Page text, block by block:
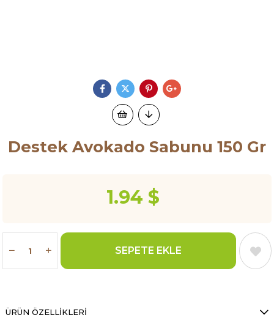
Destek Avokado Sabunu 150 Gr
1.94 $
ÜRÜN ÖZELLIKLERI